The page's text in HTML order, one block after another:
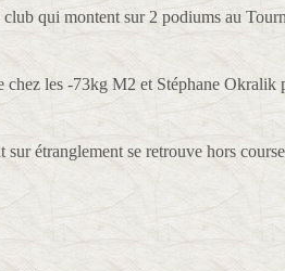
qui montent sur 2 podiums au
chez les -73kg M2 et Stéphane
sur étranglement se retrouve hors